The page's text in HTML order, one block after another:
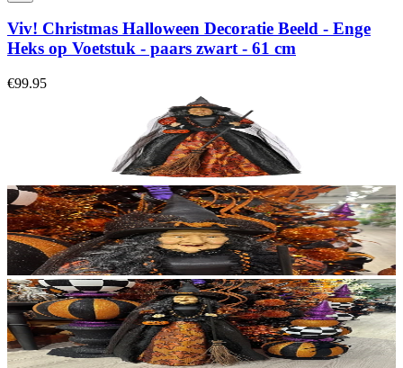
Viv! Christmas Halloween Decoratie Beeld - Enge
Heks op Voetstuk - paars zwart - 61 cm
€99.95